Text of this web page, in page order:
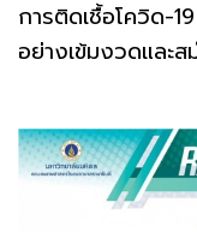
การติดเชื้อโควิด-
อย่างเข้มงวดและส